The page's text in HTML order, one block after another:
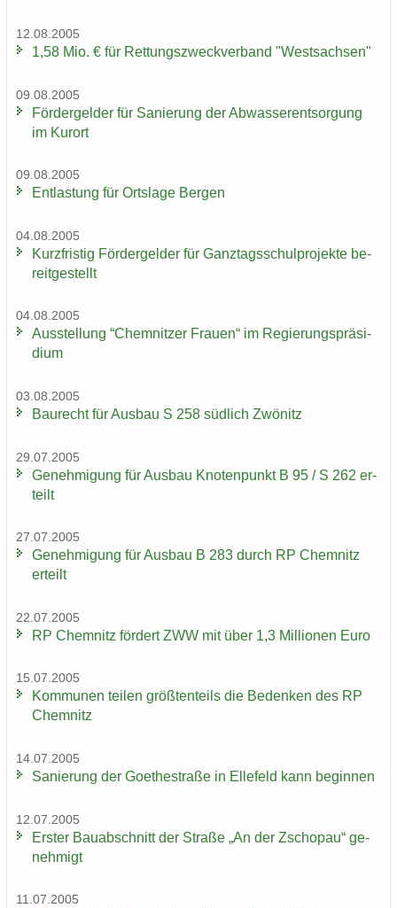
12.08.2005
1,58 Mio. € für Ret­tungs­zweck­ver­band "West­sach­sen"
09.08.2005
För­der­gel­der für Sa­nie­rung der Ab­was­ser­ent­sor­gung
im Kur­ort
09.08.2005
Ent­las­tung für Orts­la­ge Ber­gen
04.08.2005
Kurz­fris­tig För­der­gel­der für Ganz­tags­schul­pro­jek­te be­
reit­ge­stellt
04.08.2005
Aus­stel­lung “Chem­nit­zer Frau­en“ im Re­gie­rungs­prä­si­
di­um
03.08.2005
Bau­recht für Aus­bau S 258 süd­lich Zwö­nitz
29.07.2005
Ge­neh­mi­gung für Aus­bau Kno­ten­punkt B 95 / S 262 er­
teilt
27.07.2005
Ge­neh­mi­gung für Aus­bau B 283 durch RP Chem­nitz
er­teilt
22.07.2005
RP Chem­nitz för­dert ZWW mit über 1,3 Mil­lio­nen Euro
15.07.2005
Kom­mu­nen tei­len größ­ten­teils die Be­den­ken des RP
Chem­nitz
14.07.2005
Sa­nie­rung der Goe­the­stra­ße in El­le­feld kann be­gin­nen
12.07.2005
Ers­ter Bau­ab­schnitt der Stra­ße „An der Zscho­pau“ ge­
neh­migt
11.07.2005